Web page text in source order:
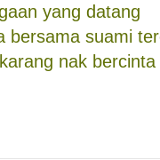
yang datang
bersama suami
nak bercinta